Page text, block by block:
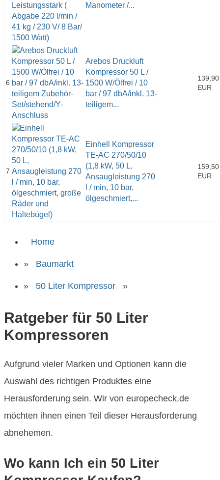
Manometer /...
6
Arebos Druckluft
Kompressor 50 L /
1500 W/Ölfrei / 10
bar / 97 dbA/inkl. 13-
teiligem...
139,90
EUR
7
Einhell Kompressor
TE-AC 270/50/10
(1,8 kW, 50 L,
Ansaugleistung 270
l / min, 10 bar,
ölgeschmiert,...
159,50
EUR
Home
» Baumarkt
» 50 Liter Kompressor »
Ratgeber für 50 Liter
Kompressoren
Aufgrund vieler Marken und Optionen kann die
Auswahl des richtigen Produktes eine
Herausforderung sein. Wir von europecheck.de
möchten ihnen einen Teil dieser Herausforderung
abnehemen.
Wo kann Ich ein 50 Liter